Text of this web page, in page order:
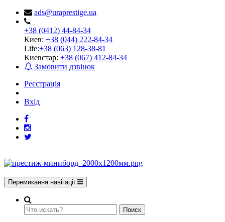
ads@uraprestige.ua
+38 (0412) 44-84-34
Киев: +38 (044) 222-84-34
Life:+38 (063) 128-38-81
Киевстар: +38 (067) 412-84-34
Замовити дзвінок
Реєстрація
Вхід
Перемикання навігації
Поиск